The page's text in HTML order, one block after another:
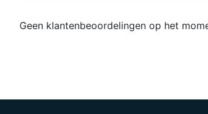
Geen klantenbeoordelingen op het